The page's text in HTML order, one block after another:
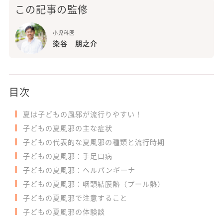
この記事の監修
小児科医
染谷 朋之介
目次
夏は子どもの風邪が流行りやすい！
子どもの夏風邪の主な症状
子どもの代表的な夏風邪の種類と流行時期
子どもの夏風邪：手足口病
子どもの夏風邪：ヘルパンギーナ
子どもの夏風邪：咽頭結膜熱（プール熱）
子どもの夏風邪で注意すること
子どもの夏風邪の体験談